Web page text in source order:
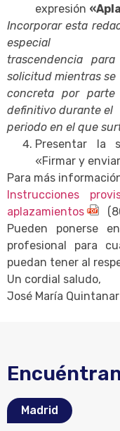
expresión
Incorporar esta
especial
trascendencia
solicitud mientras se
concreta por
definitivo durante el
periodo en el que
Presentar la
«Firmar y
Para más
Instrucciones
aplazamientos
Pueden ponerse
profesional para
puedan tener al
Un cordial saludo,
José María
Madrid